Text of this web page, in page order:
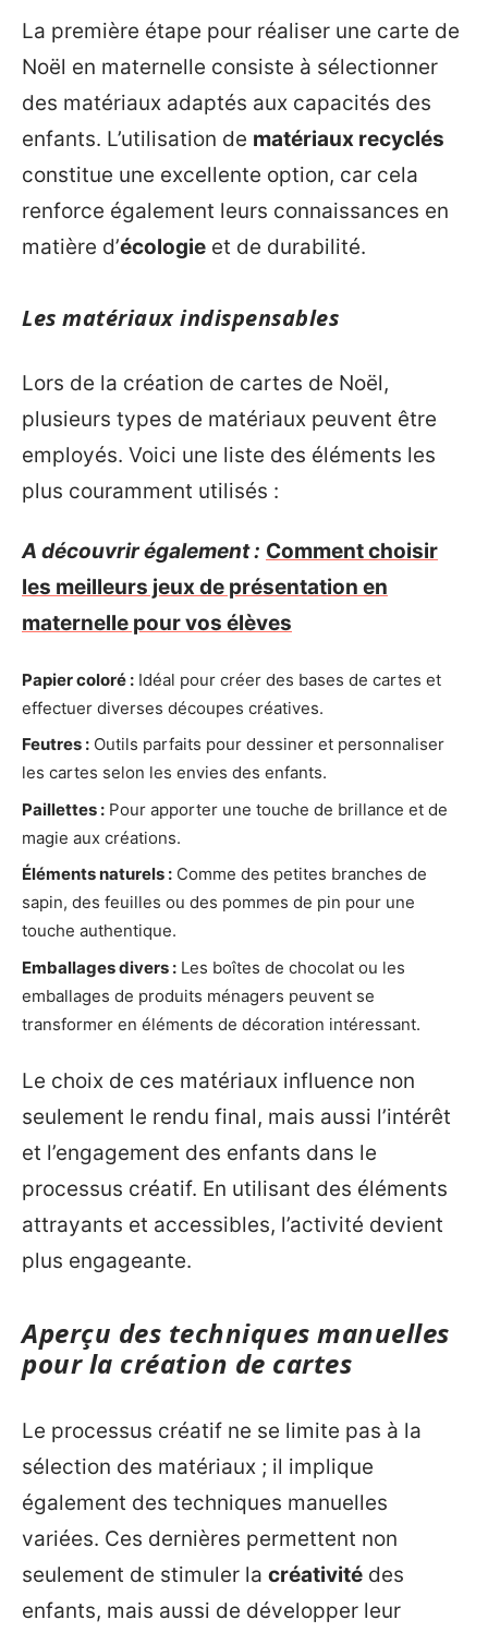
La première étape pour réaliser une carte de
Noël en maternelle consiste à sélectionner
des matériaux adaptés aux capacités des
enfants. L’utilisation de matériaux recyclés
constitue une excellente option, car cela
renforce également leurs connaissances en
matière d’écologie et de durabilité.
Les matériaux indispensables
Lors de la création de cartes de Noël,
plusieurs types de matériaux peuvent être
employés. Voici une liste des éléments les
plus couramment utilisés :
A découvrir également : Comment choisir
les meilleurs jeux de présentation en
maternelle pour vos élèves
Papier coloré : Idéal pour créer des bases de cartes et
effectuer diverses découpes créatives.
Feutres : Outils parfaits pour dessiner et personnaliser
les cartes selon les envies des enfants.
Paillettes : Pour apporter une touche de brillance et de
magie aux créations.
Éléments naturels : Comme des petites branches de
sapin, des feuilles ou des pommes de pin pour une
touche authentique.
Emballages divers : Les boîtes de chocolat ou les
emballages de produits ménagers peuvent se
transformer en éléments de décoration intéressant.
Le choix de ces matériaux influence non
seulement le rendu final, mais aussi l’intérêt
et l’engagement des enfants dans le
processus créatif. En utilisant des éléments
attrayants et accessibles, l’activité devient
plus engageante.
Aperçu des techniques manuelles
pour la création de cartes
Le processus créatif ne se limite pas à la
sélection des matériaux ; il implique
également des techniques manuelles
variées. Ces dernières permettent non
seulement de stimuler la créativité des
enfants, mais aussi de développer leur